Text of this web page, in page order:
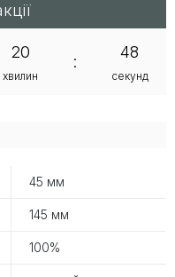
45 мм
145 мм
100%
20
хвилин
:
48
секунд